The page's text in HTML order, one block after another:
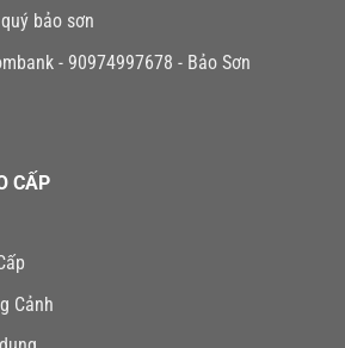
bảo sơn
- 90974997678 - Bảo Sơn
CẤP
Cảnh